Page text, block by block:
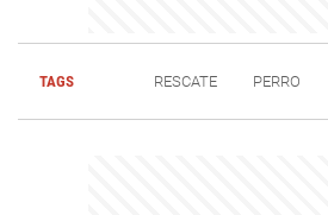
TAGS RESCATE PERRO